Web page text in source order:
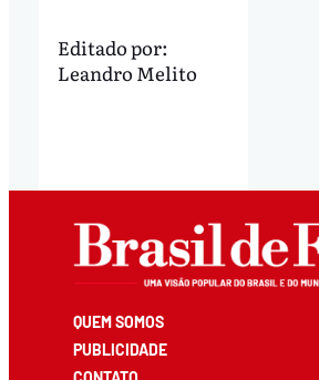
Editado por:
Leandro Melito
QUEM SOMOS
PUBLICIDADE